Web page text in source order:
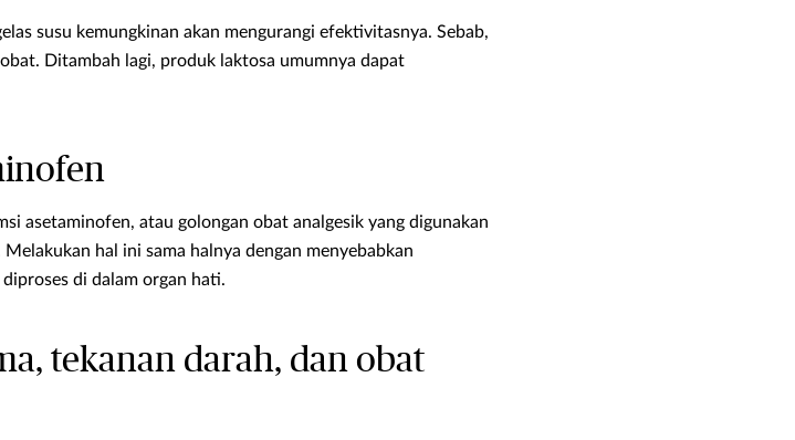
susu kemungkinan akan mengurangi efektivitasnya. Sebab,
Ditambah lagi, produk laktosa umumnya dapat
asetaminofen, atau golongan obat analgesik yang digunakan
hal ini sama halnya dengan menyebabkan
di dalam organ hati.
tekanan darah, dan obat